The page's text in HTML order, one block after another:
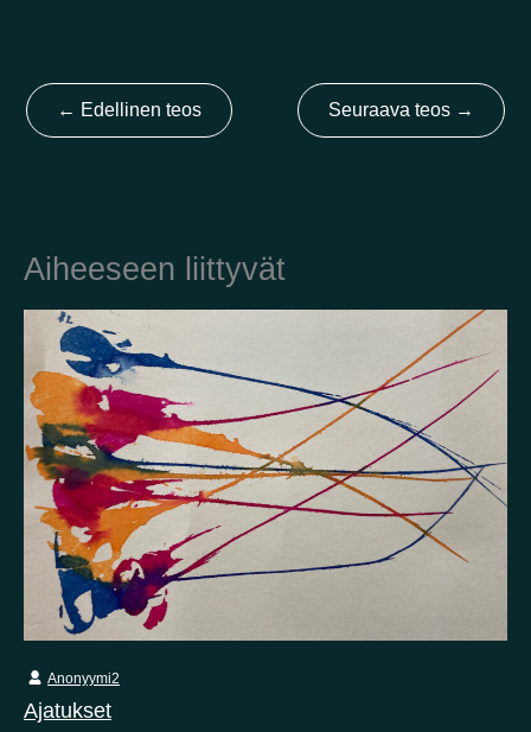
Suomi Australia Brasilia Ei valittu
Viro
Yhdysvallat
Not selected
← Edellinen teos Seuraava teos →
Aiheeseen liittyvät
Ajatukset
Anonyymi2